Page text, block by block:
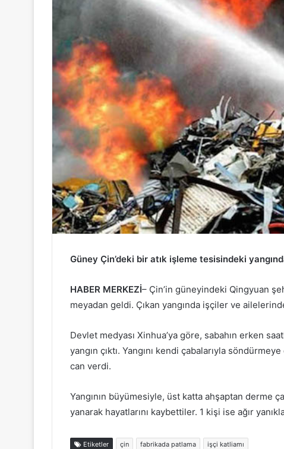
Güney Çin’deki bir atık işleme tesisindeki
HABER MERKEZİ– Çin’in güneyindeki Qingyuan
meyadan geldi. Çıkan yangında işçiler ve
Devlet medyası Xinhua’ya göre, sabahın erken
yangın çıktı. Yangını kendi çabalarıyla
can verdi.
Yangının büyümesiyle, üst katta ahşaptan derme
yanarak hayatlarını kaybettiler. 1 kişi ise ağır
Etiketler çin fabrikada patlama işçi katliamı